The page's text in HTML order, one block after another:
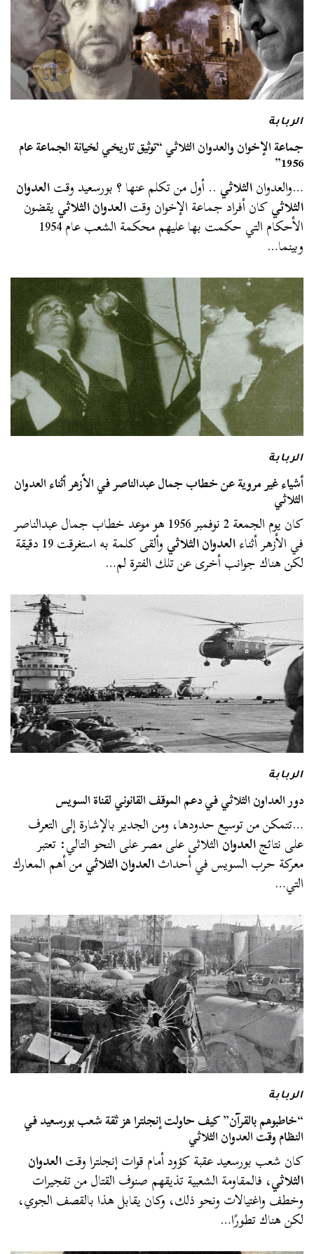
الربابة
جماعة الإخوان والعدوان الثلاثي “توثيق تاريخي لخيانة الجماعة عام
1956”
…والعدوانالثلاثي .. أول من تكلم عنها ؟ بورسعيد وقتالعدوان
الثلاثيكان أفراد جماعة الإخوان وقتالعدوان الثلاثييقضون
الأحكام التي حكمت بها عليهم محكمة الشعب عام 1954
وبينما…
الربابة
أشياء غير مروية عن خطاب جمال عبدالناصر في الأزهر أثناء العدوان
الثلاثي
كان يوم الجمعة 2 نوفمبر 1956 هو موعد خطاب جمال عبدالناصر
في الأزهر أثناءالعدوان الثلاثي وألقى كلمة به استغرقت 19 دقيقة
لكن هناك جوانب أخرى عن تلك الفترة لم…
الربابة
دور العداون الثلاثي في دعم الموقف القانوني لقناة السويس
…تتمكن من توسيع حدودها، ومن الجدير بالإشارة إلى التعرف
على نتائجالعدوانالثلاثى على مصر على النحو التالي: تعتبر
معركة حرب السويس في أحداثالعدوان الثلاثيمن أهم المعارك
التي…
الربابة
“خاطبوهم بالقرآن” كيف حاولت إنجلترا هز ثقة شعب بورسعيد في
النظام وقت العدوان الثلاثي
كان شعب بورسعيد عقبة كؤود أمام قوات إنجلترا وقتالعدوان
الثلاثي، فالمقاومة الشعبية تذيقهم صنوف القتال من تفجيرات
وخطف واغتيالات ونحو ذلك، وكان يقابل هذا بالقصف الجوي،
لكن هناك تطورًا…